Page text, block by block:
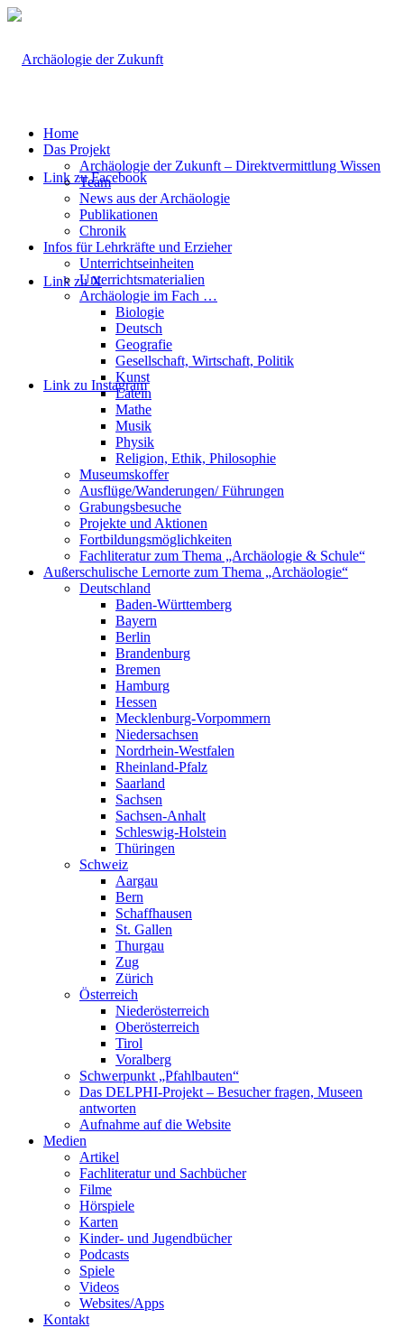
Link zu Facebook
Link zu X
Link zu Instagram
Home
Das Projekt
Archäologie der Zukunft – Direktvermittlung Wissen
Team
News aus der Archäologie
Publikationen
Chronik
Infos für Lehrkräfte und Erzieher
Unterrichtseinheiten
Unterrichtsmaterialien
Archäologie im Fach …
Biologie
Deutsch
Geografie
Gesellschaft, Wirtschaft, Politik
Kunst
Latein
Mathe
Musik
Physik
Religion, Ethik, Philosophie
Museumskoffer
Ausflüge/Wanderungen/ Führungen
Grabungsbesuche
Projekte und Aktionen
Fortbildungsmöglichkeiten
Fachliteratur zum Thema „Archäologie & Schule“
Außerschulische Lernorte zum Thema „Archäologie“
Deutschland
Baden-Württemberg
Bayern
Berlin
Brandenburg
Bremen
Hamburg
Hessen
Mecklenburg-Vorpommern
Niedersachsen
Nordrhein-Westfalen
Rheinland-Pfalz
Saarland
Sachsen
Sachsen-Anhalt
Schleswig-Holstein
Thüringen
Schweiz
Aargau
Bern
Schaffhausen
St. Gallen
Thurgau
Zug
Zürich
Österreich
Niederösterreich
Oberösterreich
Tirol
Voralberg
Schwerpunkt „Pfahlbauten“
Das DELPHI-Projekt – Besucher fragen, Museen
antworten
Aufnahme auf die Website
Medien
Artikel
Fachliteratur und Sachbücher
Filme
Hörspiele
Karten
Kinder- und Jugendbücher
Podcasts
Spiele
Videos
Websites/Apps
Kontakt